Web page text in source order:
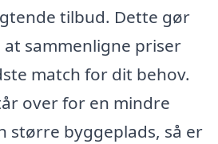
tilbud. Dette gør
sammenligne priser
match for dit behov.
over for en mindre
større byggeplads, så er